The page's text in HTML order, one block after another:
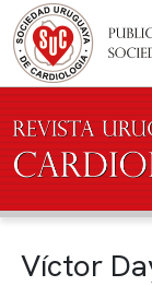
Pasar al contenido
Víctor